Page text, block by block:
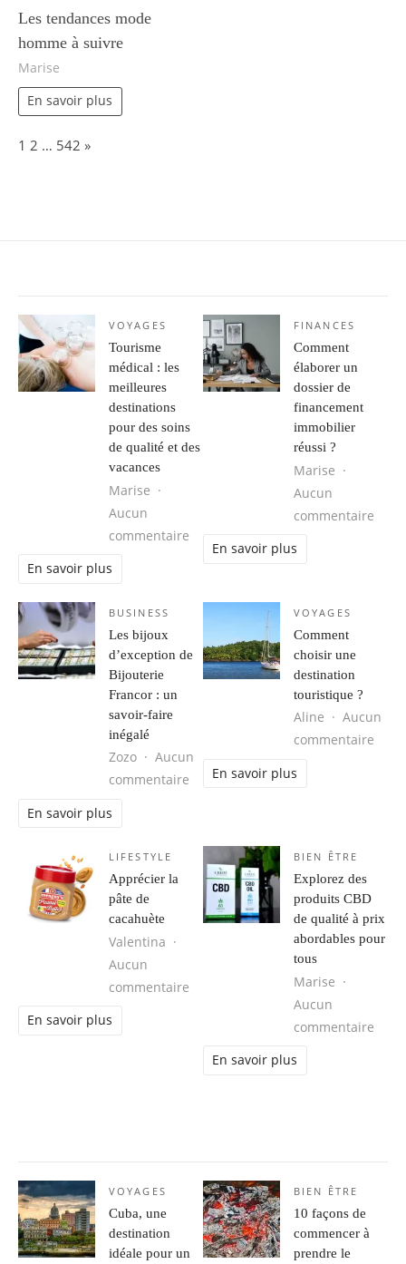
Les tendances mode
homme à suivre
Marise
En savoir plus
Page:
1 2 … 542 Next
»
VOYAGES
Tourisme
médical : les
meilleures
destinations
pour des soins
de qualité et des
vacances
Marise
Aucun
commentaire
En savoir plus
FINANCES
Comment
élaborer un
dossier de
financement
immobilier
réussi ?
Marise
Aucun
commentaire
En savoir plus
BUSINESS
Les bijoux
d’exception de
Bijouterie
Francor : un
savoir-faire
inégalé
Zozo
Aucun
commentaire sur Les bijoux d’exception de
En savoir plus
VOYAGES
Comment
choisir une
destination
touristique ?
Aline
Aucun
commentaire
En savoir plus
LIFESTYLE
Apprécier la
pâte de
cacahuète
Valentina
Aucun
commentaire sur Apprécier la pâte de cacahuète
En savoir plus
BIEN ÊTRE
Explorez des
produits CBD
de qualité à prix
abordables pour
tous
Marise
Aucun
commentaire
En savoir plus
VOYAGES
Cuba, une
destination
idéale pour un
BIEN ÊTRE
10 façons de
commencer à
prendre le